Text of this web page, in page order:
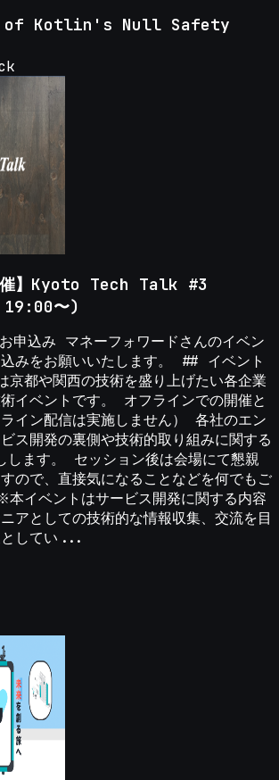
Kotlin's Null Safety
催】Kyoto Tech Talk #3
〜)
申込み マネーフォワードさんのイベン
込みをお願いいたします。 ## イベント
京都や関西の技術を盛り上げたい各企業
イベントです。 オフラインでの開催と
イン配信は実施しません） 各社のエン
ス開発の裏側や技術的取り組みに関する
ます。 セッション後は会場にて懇親
ので、直接気になることなどを何でもご
イベントはサービス開発に関する内容
アとしての技術的な情報収集、交流を目
としてい...